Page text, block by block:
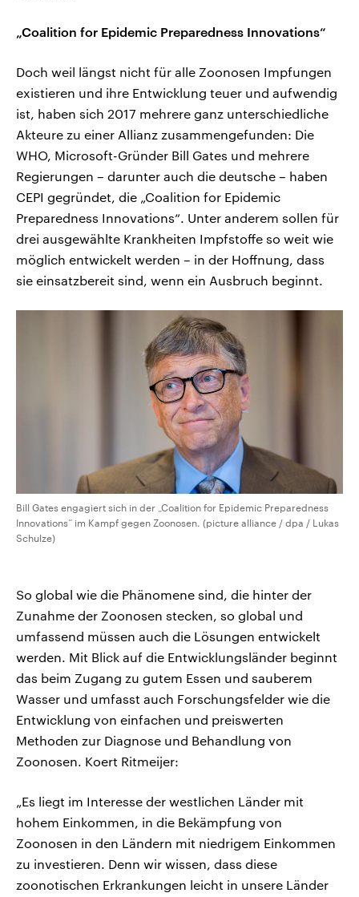
„Coalition for Epidemic Preparedness Innovations“
Doch weil längst nicht für alle Zoonosen Impfungen
existieren und ihre Entwicklung teuer und aufwendig
ist, haben sich 2017 mehrere ganz unterschiedliche
Akteure zu einer Allianz zusammengefunden: Die
WHO, Microsoft-Gründer Bill Gates und mehrere
Regierungen – darunter auch die deutsche – haben
CEPI gegründet, die „Coalition for Epidemic
Preparedness Innovations“. Unter anderem sollen für
drei ausgewählte Krankheiten Impfstoffe so weit wie
möglich entwickelt werden – in der Hoffnung, dass
sie einsatzbereit sind, wenn ein Ausbruch beginnt.
Bill Gates engagiert sich in der „Coalition for Epidemic Preparedness
Innovations“ im Kampf gegen Zoonosen. (picture alliance / dpa / Lukas
Schulze)
So global wie die Phänomene sind, die hinter der
Zunahme der Zoonosen stecken, so global und
umfassend müssen auch die Lösungen entwickelt
werden. Mit Blick auf die Entwicklungsländer beginnt
das beim Zugang zu gutem Essen und sauberem
Wasser und umfasst auch Forschungsfelder wie die
Entwicklung von einfachen und preiswerten
Methoden zur Diagnose und Behandlung von
Zoonosen. Koert Ritmeijer:
„Es liegt im Interesse der westlichen Länder mit
hohem Einkommen, in die Bekämpfung von
Zoonosen in den Ländern mit niedrigem Einkommen
zu investieren. Denn wir wissen, dass diese
zoonotischen Erkrankungen leicht in unsere Länder